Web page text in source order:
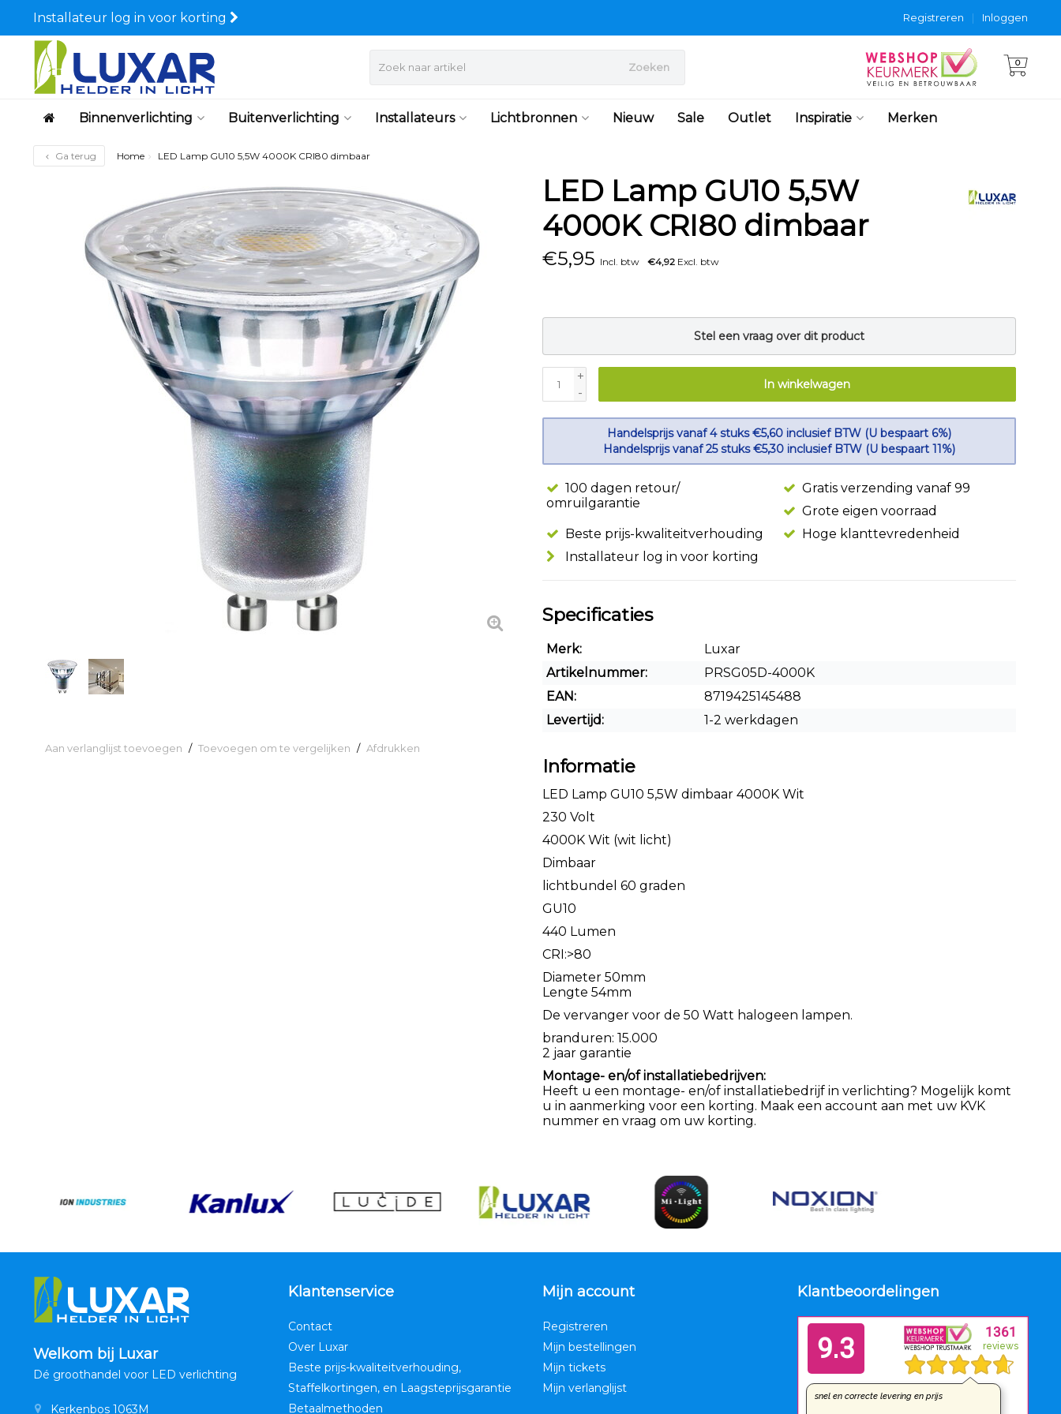
Installateur log in voor korting Inloggen
|
Registreren
Zoeken 0
Binnenverlichting Buitenverlichting Installateurs Lichtbronnen Nieuw Sale Outlet Inspiratie Merken
Ga terug Home LED Lamp GU10 5,5W 4000K CRI80 dimbaar
Aan verlanglijst toevoegen / Toevoegen om te vergelijken / Afdrukken
LED Lamp GU10 5,5W
4000K CRI80 dimbaar
€5,95 Incl. btw €4,92 Excl. btw
Stel een vraag over dit product
+
-
In winkelwagen
Handelsprijs vanaf 4 stuks €5,60 inclusief BTW (U bespaart 6%)
Handelsprijs vanaf 25 stuks €5,30 inclusief BTW (U bespaart 11%)
100 dagen retour/
omruilgarantie
Gratis verzending vanaf 99
Grote eigen voorraad
Beste prijs-kwaliteitverhouding
Hoge klanttevredenheid
Installateur log in voor korting
Specificaties
Merk:
Luxar
Artikelnummer:
PRSG05D-4000K
EAN:
8719425145488
Levertijd:
1-2 werkdagen
Informatie
LED Lamp GU10 5,5W dimbaar 4000K Wit
230 Volt
4000K Wit (wit licht)
Dimbaar
lichtbundel 60 graden
GU10
440 Lumen
CRI:>80
Diameter 50mm
​Lengte 54mm
De vervanger voor de 50 Watt halogeen lampen.
branduren: 15.000
2 jaar garantie
Montage- en/of installatiebedrijven:
Heeft u een montage- en/of installatiebedrijf in verlichting? Mogelijk komt
u in aanmerking voor een korting. Maak een account aan met uw KVK
nummer en vraag om uw korting.
Welkom bij Luxar
Dé groothandel voor LED verlichting
Kerkenbos 1063M
Klantenservice
Contact
Over Luxar
Beste prijs-kwaliteitverhouding,
Staffelkortingen, en Laagsteprijsgarantie
Betaalmethoden
Mijn account
Registreren
Mijn bestellingen
Mijn tickets
Mijn verlanglijst
Klantbeoordelingen